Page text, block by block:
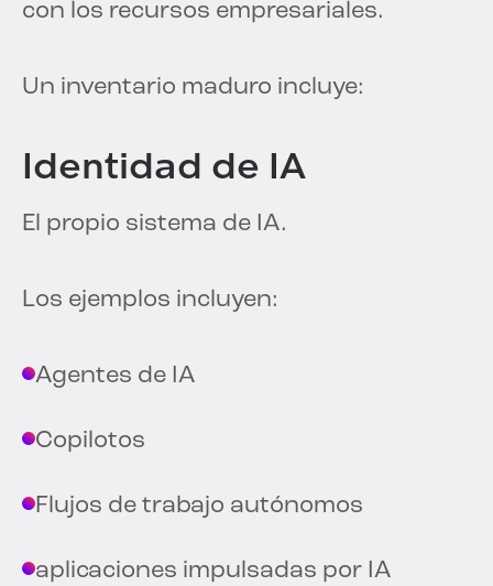
con los recursos empresariales.
Un inventario maduro incluye:
Identidad de IA
El propio sistema de IA.
Los ejemplos incluyen:
Agentes de IA
Copilotos
Flujos de trabajo autónomos
aplicaciones impulsadas por IA